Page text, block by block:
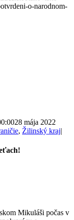
o-narodnom-
28 mája 2022
, Žilinský kraj|